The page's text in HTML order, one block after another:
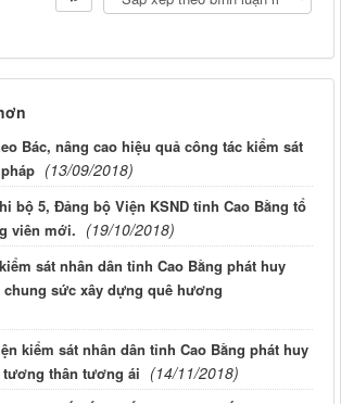
Bác, nâng cao hiệu quả công tác kiểm sát
(13/09/2018)
bộ 5, Đảng bộ Viện KSND tỉnh Cao Bằng tổ
viên mới. (19/10/2018)
sát nhân dân tỉnh Cao Bằng phát huy
sức xây dựng quê hương
kiểm sát nhân dân tỉnh Cao Bằng phát huy
thân tương ái (14/11/2018)